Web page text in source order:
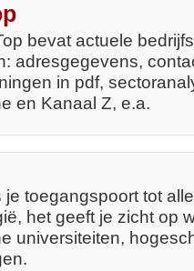
bevat actuele
adresgegevens,
in pdf,
en Kanaal Z, e.a.
je toegangspoort tot
het geeft je zicht op
universiteiten,